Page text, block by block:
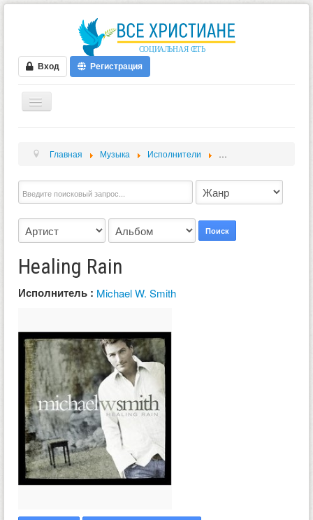
Вход Регистрация
ФОРУМ
ВИДЕО
БЛОГИ
МУЗЫКА
БИБЛИЯ
ОПРОСЫ
Главная Музыка Исполнители Michael W. Smith
Поиск
Healing Rain
Исполнитель : Michael W. Smith